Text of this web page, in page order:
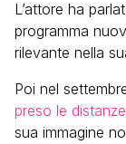
L’attore ha
programma
rilevante nella
Poi nel
preso le
sua immagine